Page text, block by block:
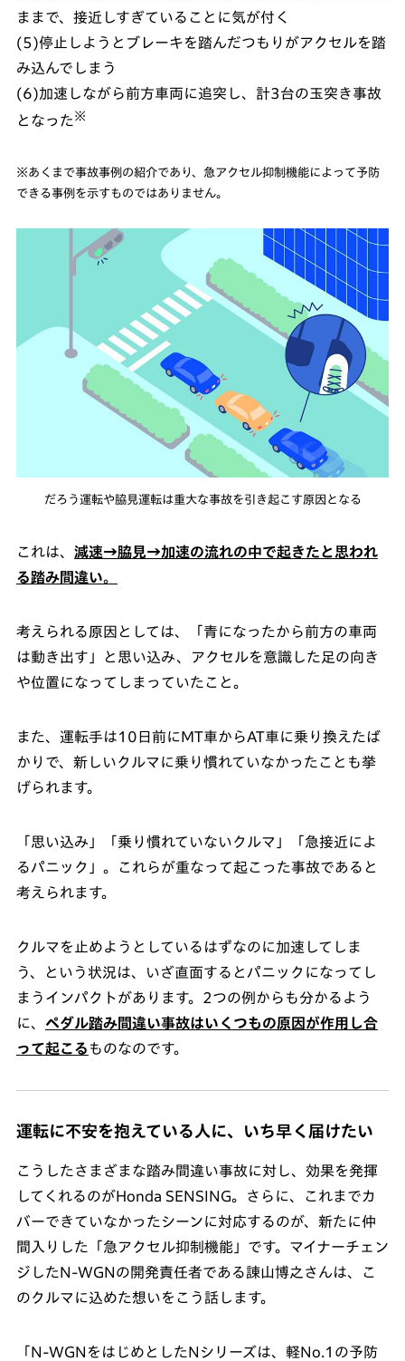
ままで、接近しすぎていることに気が付く
(5)停止しようとブレーキを踏んだつもりがアクセルを踏
み込んでしまう
(6)加速しながら前方車両に追突し、計3台の玉突き事故
となった※
※あくまで事故事例の紹介であり、急アクセル抑制機能によって予防
できる事例を示すものではありません。
だろう運転や脇見運転は重大な事故を引き起こす原因となる
これは、 減速→脇見→加速の流れの中で起きたと思われ
る踏み間違い。
考えられる原因としては、「青になったから前方の車両
は動き出す」と思い込み、アクセルを意識した足の向き
や位置になってしまっていたこと。
また、運転手は10日前にMT車からAT車に乗り換えたば
かりで、新しいクルマに乗り慣れていなかったことも挙
げられます。
「思い込み」「乗り慣れていないクルマ」「急接近によ
るパニック」。これらが重なって起こった事故であると
考えられます。
クルマを止めようとしているはずなのに加速してしま
う、という状況は、いざ直面するとパニックになってし
まうインパクトがあります。2つの例からも分かるよう
に、 ペダル踏み間違い事故はいくつもの原因が作用し合
って起こる ものなのです。
運転に不安を抱えている人に、いち早く届けたい
こうしたさまざまな踏み間違い事故に対し、効果を発揮
してくれるのがHonda SENSING。さらに、これまでカ
バーできていなかったシーンに対応するのが、新たに仲
間入りした「急アクセル抑制機能」です。マイナーチェン
ジしたN-WGNの開発責任者である諌山博之さんは、こ
のクルマに込めた想いをこう話します。
「N-WGNをはじめとしたNシリーズは、軽No.1の予防